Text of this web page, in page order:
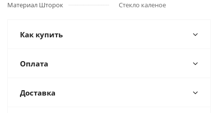
Материал Шторок
Стекло каленое
Как купить
Оплата
Доставка